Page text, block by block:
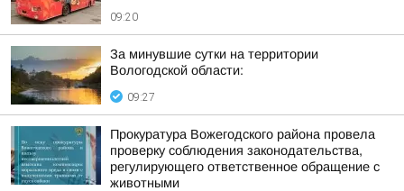
09:20
За минувшие сутки на территории
Вологодской области:
09:27
Прокуратура Вожегодского района провела
проверку соблюдения законодательства,
регулирующего ответственное обращение с
животными